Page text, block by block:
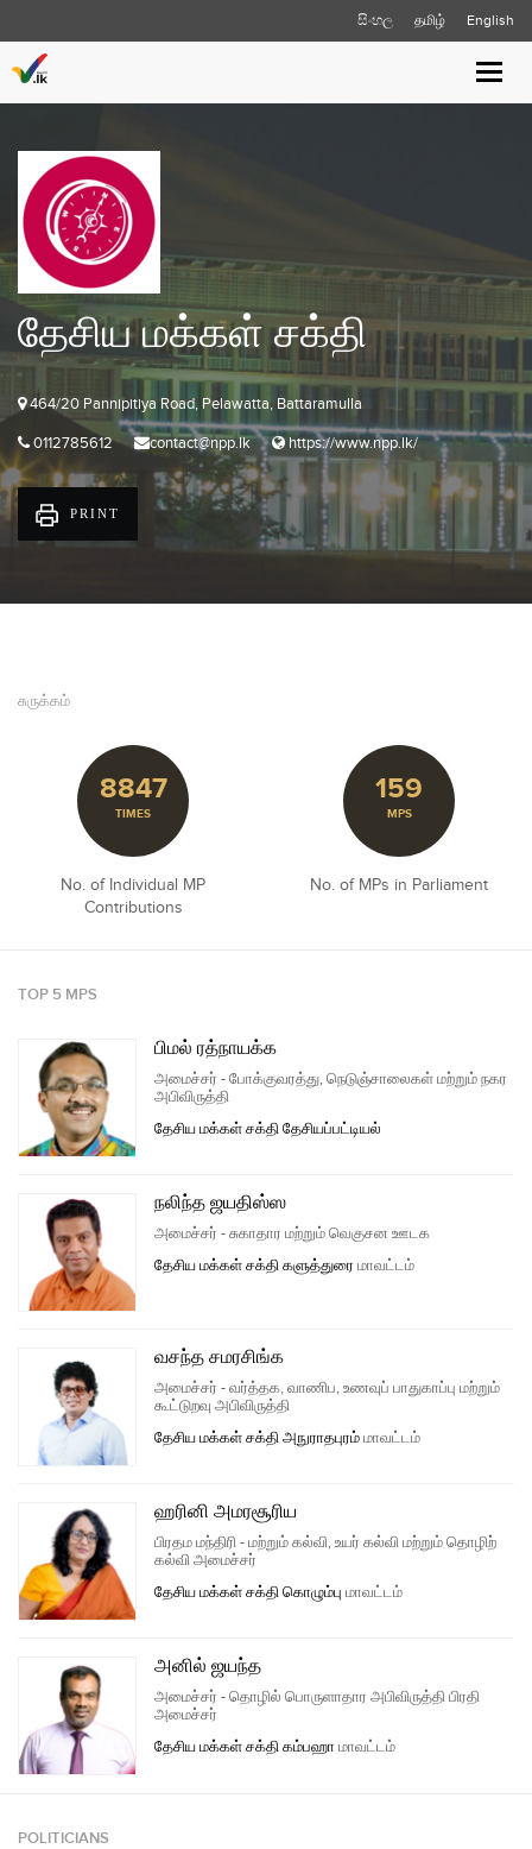
සිංහල தமிழ் English
Toggle
தேசிய மக்கள் சக்தி
464/20 Pannipitiya Road, Pelawatta, Battaramulla
0112785612 contact@npp.lk https://www.npp.lk/
PRINT
சுருக்கம்
8847
TIMES
No. of Individual MP
Contributions
159
MPS
No. of MPs in Parliament
TOP 5 MPS
பிமல் ரத்நாயக்க
அமைச்சர் - போக்குவரத்து, நெடுஞ்சாலைகள் மற்றும் நகர
அபிவிருத்தி
தேசிய மக்கள் சக்திதேசியப்பட்டியல்
நலிந்த ஜயதிஸ்ஸ
அமைச்சர் - சுகாதார மற்றும் வெகுசன ஊடக
தேசிய மக்கள் சக்திகளுத்துரை மாவட்டம்
வசந்த சமரசிங்க
அமைச்சர் - வர்த்தக, வாணிப, உணவுப் பாதுகாப்பு மற்றும்
கூட்டுறவு அபிவிருத்தி
தேசிய மக்கள் சக்திஅநுராதபுரம்மாவட்டம்
ஹரினி அமரசூரிய
பிரதம மந்திரி - மற்றும் கல்வி, உயர் கல்வி மற்றும் தொழிற்
கல்வி அமைச்சர்
தேசிய மக்கள் சக்திகொழும்பு மாவட்டம்
அனில் ஜயந்த
அமைச்சர் - தொழில் பொருளாதார அபிவிருத்தி பிரதி
அமைச்சர்
தேசிய மக்கள் சக்திகம்பஹா மாவட்டம்
POLITICIANS